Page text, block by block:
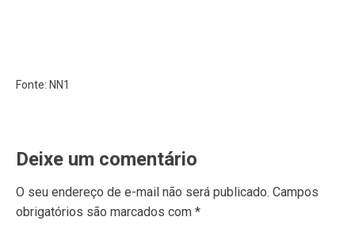
Fonte: NN1
Deixe um comentário
O seu endereço de e-mail não será publicado. Campos
obrigatórios são marcados com *